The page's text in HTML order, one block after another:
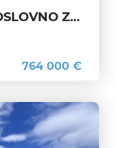
UMAG – ATRAKTIVNO POSLOVNO ZEMLJIŠTE U ZONI S VISOKOM FREKVENCIJOM
764 000 €